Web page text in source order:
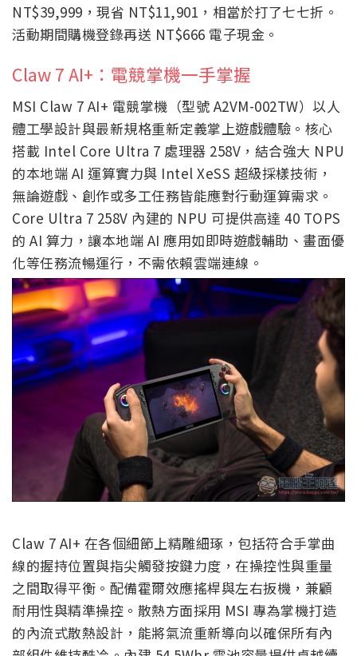
NT$39,999，現省 NT$11,901，相當於打了七七折。
活動期間購機登錄再送 NT$666 電子現金。
Claw 7 AI+：電競掌機一手掌握
MSI Claw 7 AI+ 電競掌機（型號 A2VM-002TW）以人
體工學設計與最新規格重新定義掌上遊戲體驗。核心
搭載 Intel Core Ultra 7 處理器 258V，結合強大 NPU
的本地端 AI 運算實力與 Intel XeSS 超級採樣技術，
無論遊戲、創作或多工任務皆能應對行動運算需求。
Core Ultra 7 258V 內建的 NPU 可提供高達 40 TOPS
的 AI 算力，讓本地端 AI 應用如即時遊戲輔助、畫面優
化等任務流暢運行，不需依賴雲端連線。
Claw 7 AI+ 在各個細節上精雕細琢，包括符合手掌曲
線的握持位置與指尖觸發按鍵力度，在操控性與重量
之間取得平衡。配備霍爾效應搖桿與左右扳機，兼顧
耐用性與精準操控。散熱方面採用 MSI 專為掌機打造
的內流式散熱設計，能將氣流重新導向以確保所有內